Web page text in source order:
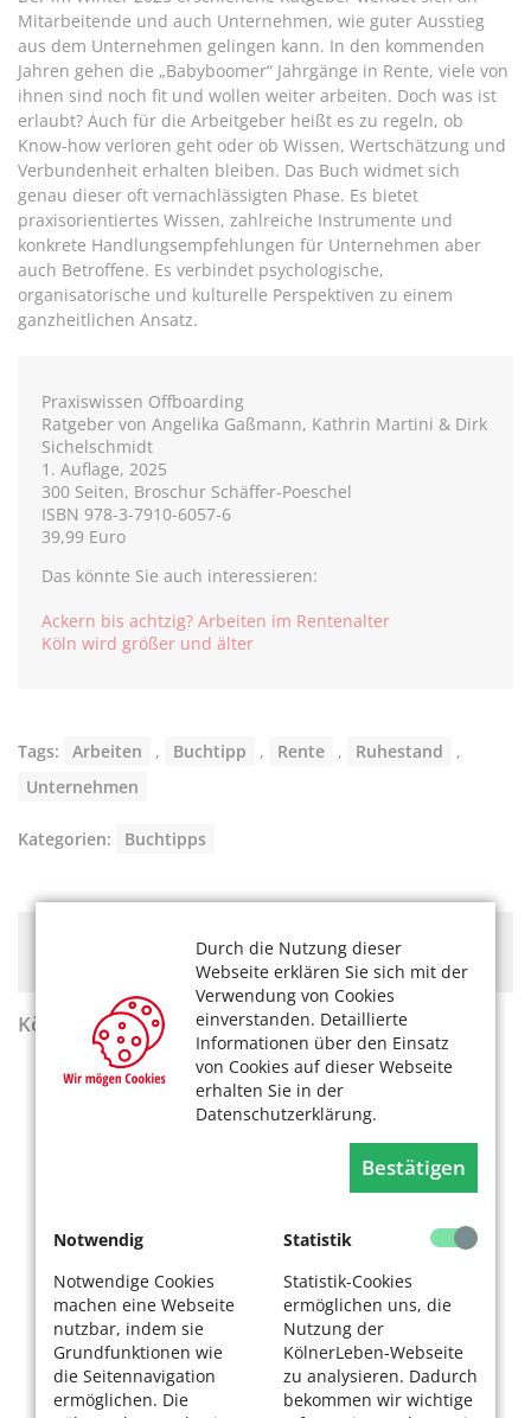
Durch die Nutzung dieser
Webseite erklären Sie sich mit der
Verwendung von Cookies
einverstanden. Detaillierte
Informationen über den Einsatz
von Cookies auf dieser Webseite
erhalten Sie in der
Datenschutzerklärung.
Bestätigen
Notwendig
Notwendige Cookies
machen eine Webseite
nutzbar, indem sie
Grundfunktionen wie
die Seitennavigation
ermöglichen. Die
Statistik
Statistik-Cookies
ermöglichen uns, die
Nutzung der
KölnerLeben-Webseite
zu analysieren. Dadurch
bekommen wir wichtige
Mitarbeitende und auch Unternehmen, wie guter Ausstieg
aus dem Unternehmen gelingen kann. In den kommenden
Jahren gehen die „Babyboomer“ Jahrgänge in Rente, viele von
ihnen sind noch fit und wollen weiter arbeiten. Doch was ist
erlaubt? Auch für die Arbeitgeber heißt es zu regeln, ob
Know-how verloren geht oder ob Wissen, Wertschätzung und
Verbundenheit erhalten bleiben. Das Buch widmet sich
genau dieser oft vernachlässigten Phase. Es bietet
praxisorientiertes Wissen, zahlreiche Instrumente und
konkrete Handlungsempfehlungen für Unternehmen aber
auch Betroffene. Es verbindet psychologische,
organisatorische und kulturelle Perspektiven zu einem
ganzheitlichen Ansatz.
Praxiswissen Offboarding
Ratgeber von Angelika Gaßmann, Kathrin Martini & Dirk
Sichelschmidt
1. Auflage, 2025
300 Seiten, Broschur Schäffer-Poeschel
ISBN 978-3-7910-6057-6
39,99 Euro
Das könnte Sie auch interessieren:
Ackern bis achtzig? Arbeiten im Rentenalter
Köln wird größer und älter
Tags: Arbeiten , Buchtipp , Rente , Ruhestand
,
Unternehmen
Kategorien: Buchtipps
Hier könnte Werbung stehen, mit der wir uns
finanzieren. Bitte akzeptieren Sie die
Cookie-Meldung
KölnerLeben Sommer 2026